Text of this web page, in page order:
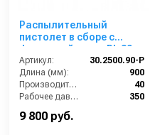
Распылительный
пистолет в сборе с
форсункой курок RL 30
М22х1,5ш 900 мм (нерж).
Артикул:
30.2500.90-P
Длина (мм):
900
Производительность (л/мин):
40
Рабочее давление (бар):
350
9 800 руб.